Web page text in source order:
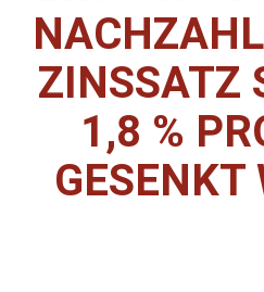
ZINSSATZ
1,8 %
GESENKT